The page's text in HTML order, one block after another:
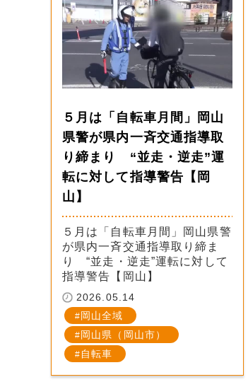
５月は「自転車月間」岡山
県警が県内一斉交通指導取
り締まり “並走・逆走”運
転に対して指導警告【岡
山】
５月は「自転車月間」岡山県警
が県内一斉交通指導取り締ま
り “並走・逆走”運転に対して
指導警告【岡山】
2026.05.14
岡山全域
岡山県（岡山市）
自転車